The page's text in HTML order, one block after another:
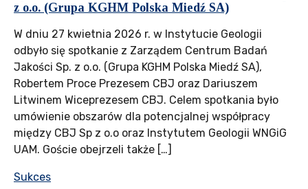
z o.o. (Grupa KGHM Polska Miedź SA)
W dniu 27 kwietnia 2026 r. w Instytucie Geologii
odbyło się spotkanie z Zarządem Centrum Badań
Jakości Sp. z o.o. (Grupa KGHM Polska Miedź SA),
Robertem Proce Prezesem CBJ oraz Dariuszem
Litwinem Wiceprezesem CBJ. Celem spotkania było
umówienie obszarów dla potencjalnej współpracy
między CBJ Sp z o.o oraz Instytutem Geologii WNGiG
UAM. Goście obejrzeli także […]
Sukces